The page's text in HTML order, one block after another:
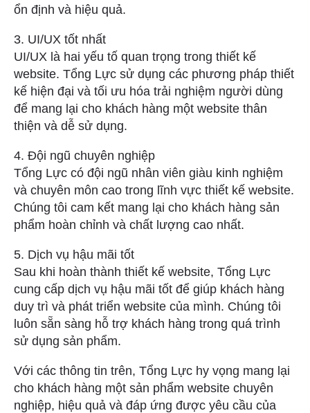
ổn định và hiệu quả.
3. UI/UX tốt nhất
UI/UX là hai yếu tố quan trọng trong thiết kế
website. Tổng Lực sử dụng các phương pháp thiết
kế hiện đại và tối ưu hóa trải nghiệm người dùng
để mang lại cho khách hàng một website thân
thiện và dễ sử dụng.
4. Đội ngũ chuyên nghiệp
Tổng Lực có đội ngũ nhân viên giàu kinh nghiệm
và chuyên môn cao trong lĩnh vực thiết kế website.
Chúng tôi cam kết mang lại cho khách hàng sản
phẩm hoàn chỉnh và chất lượng cao nhất.
5. Dịch vụ hậu mãi tốt
Sau khi hoàn thành thiết kế website, Tổng Lực
cung cấp dịch vụ hậu mãi tốt để giúp khách hàng
duy trì và phát triển website của mình. Chúng tôi
luôn sẵn sàng hỗ trợ khách hàng trong quá trình
sử dụng sản phẩm.
Với các thông tin trên, Tổng Lực hy vọng mang lại
cho khách hàng một sản phẩm website chuyên
nghiệp, hiệu quả và đáp ứng được yêu cầu của